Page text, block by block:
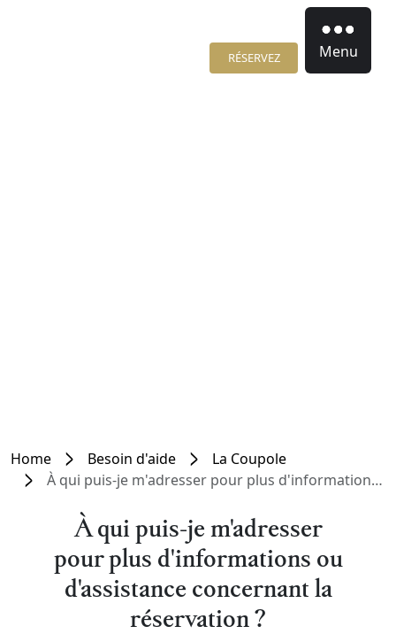
RÉSERVEZ Menu
Home Besoin d'aide
La Coupole
À qui puis-je m'adresser pour plus d'informations ou d'assistance concernant la réservation ?
À qui puis-je m'adresser
pour plus d'informations ou
d'assistance concernant la
réservation ?